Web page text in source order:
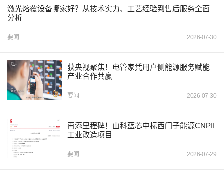
激光熔覆设备哪家好？从技术实力、工艺经验到售后服务全面
分析
要闻 2026-07-30
获央视聚焦！电管家凭用户侧能源服务赋能
产业合作共赢
要闻 2026-07-30
再添里程碑！山科蓝芯中标西门子能源CNPII
工业改造项目
要闻 2026-07-29